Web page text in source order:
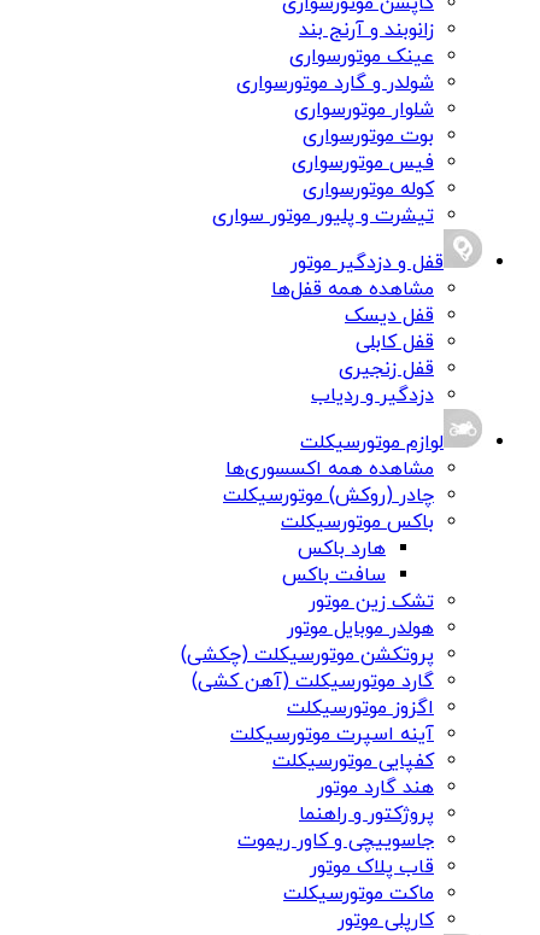
زانوبند و آرنج بند
عینک موتورسواری
شولدر و گارد موتورسواری
شلوار موتورسواری
بوت موتورسواری
فیس موتورسواری
کوله موتورسواری
تیشرت و پلیور موتور سواری
قفل و دزدگیر موتور
مشاهده همه قفل‌ها
قفل دیسک
قفل کابلی
قفل زنجیری
دزدگیر و ردیاب
لوازم موتورسیکلت
مشاهده همه اکسسوری‌ها
چادر (روکش) موتورسیکلت
باکس موتورسیکلت
هارد باکس
سافت باکس
تشک زین موتور
هولدر موبایل موتور
پروتکشن موتورسیکلت (چکشی)
گارد موتورسیکلت (آهن کشی)
اگزوز موتورسیکلت
آینه اسپرت موتورسیکلت
کفپایی موتورسیکلت
هند گارد موتور
پروژکتور و راهنما
جاسوییچی و کاور ریموت
قاب پلاک موتور
ماکت موتورسیکلت
کارپلی موتور